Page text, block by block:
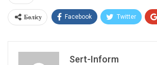
Бөлісу Facebook Twitter
Sert-Inform